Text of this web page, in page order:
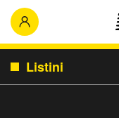
Listini